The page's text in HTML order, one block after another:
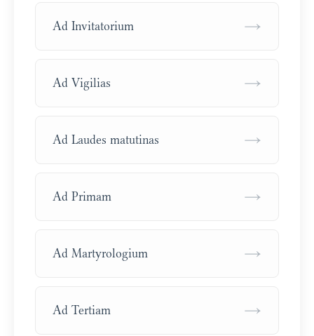
Ad Invitatorium →
Ad Vigilias →
Ad Laudes matutinas →
Ad Primam →
Ad Martyrologium →
Ad Tertiam →